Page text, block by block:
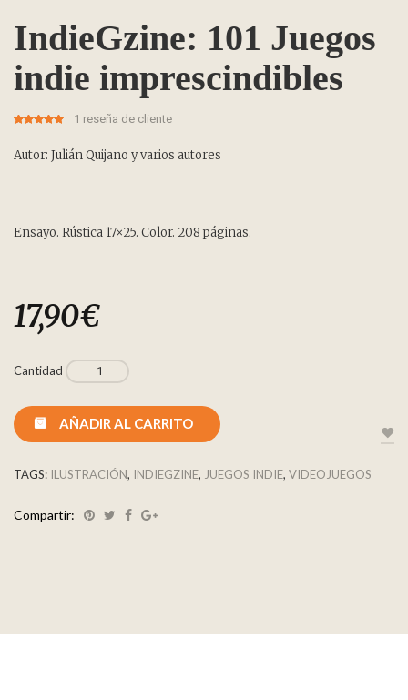
IndieGzine: 101 Juegos
indie imprescindibles
customer
rating
1 reseña de cliente
Autor: Julián Quijano y varios autores
Ensayo. Rústica 17×25. Color. 208 páginas.
17,90€
Cantidad
AÑADIR AL CARRITO
TAGS: ILUSTRACIÓN, INDIEGZINE, JUEGOS INDIE, VIDEOJUEGOS
Compartir: